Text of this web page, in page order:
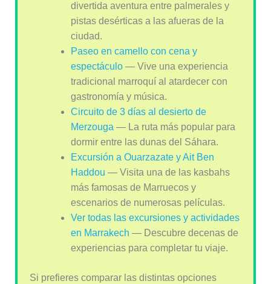
divertida aventura entre palmerales y
pistas desérticas a las afueras de la
ciudad.
Paseo en camello con cena y
espectáculo— Vive una experiencia
tradicional marroquí al atardecer con
gastronomía y música.
Circuito de 3 días al desierto de
Merzouga — La ruta más popular para
dormir entre las dunas del Sáhara.
Excursión a Ouarzazate y Ait Ben
Haddou — Visita una de las kasbahs
más famosas de Marruecos y
escenarios de numerosas películas.
Ver todas las excursiones y actividades
en Marrakech — Descubre decenas de
experiencias para completar tu viaje.
Si prefieres comparar las distintas opciones